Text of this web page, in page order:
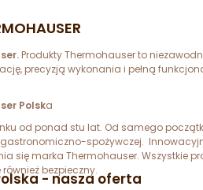
Produkty Thermohauser to
precyzją wykonania i pełną
Polska
od ponad stu lat. Od samego
spożywczej.
się marka Thermohauser. Wszystkie
bezpieczny.
- nasza oferta